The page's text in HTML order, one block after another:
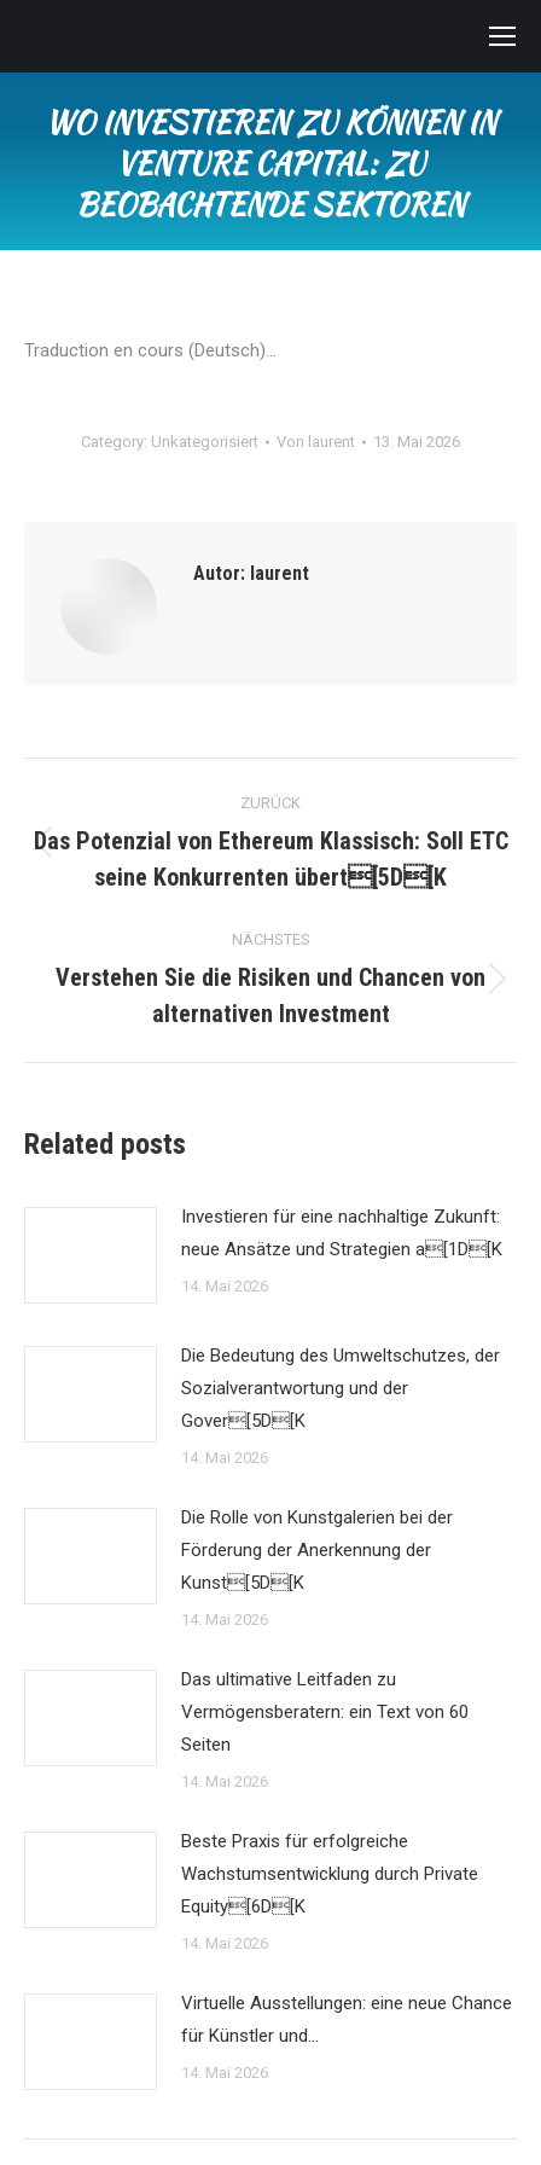
WO INVESTIEREN ZU KÖNNEN IN
VENTURE CAPITAL: ZU
BEOBACHTENDE SEKTOREN
Traduction en cours (Deutsch)…
Category: Unkategorisiert Von laurent 13. Mai 2026
Autor: laurent
Kommentarnavigation
ZURÜCK
Beitrag:
Das Potenzial von Ethereum Klassisch: Soll ETC
seine Konkurrenten übert[5D[K
NÄCHSTES
Beitrag:
Verstehen Sie die Risiken und Chancen von
alternativen Investment
Related posts
Investieren für eine nachhaltige Zukunft:
neue Ansätze und Strategien a[1D[K
14. Mai 2026
Die Bedeutung des Umweltschutzes, der
Sozialverantwortung und der
Gover[5D[K
14. Mai 2026
Die Rolle von Kunstgalerien bei der
Förderung der Anerkennung der
Kunst[5D[K
14. Mai 2026
Das ultimative Leitfaden zu
Vermögensberatern: ein Text von 60
Seiten
14. Mai 2026
Beste Praxis für erfolgreiche
Wachstumsentwicklung durch Private
Equity[6D[K
14. Mai 2026
Virtuelle Ausstellungen: eine neue Chance
für Künstler und…
14. Mai 2026